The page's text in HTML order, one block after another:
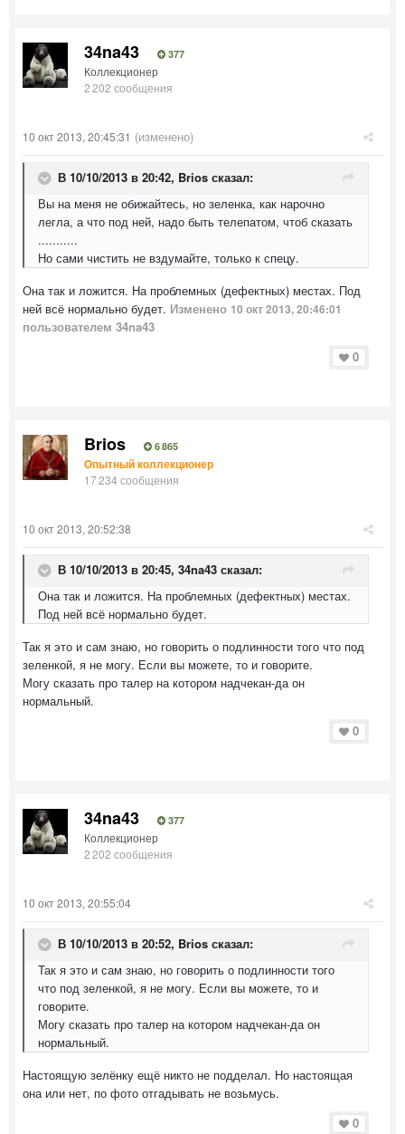
34na43 377
Коллекционер
2 202 сообщения
10 окт 2013, 20:45:31 (изменено)
В 10/10/2013 в 20:42, Brios сказал:
Вы на меня не обижайтесь, но зеленка, как нарочно
легла, а что под ней, надо быть телепатом, чтоб сказать
...........
Но сами чистить не вздумайте, только к спецу.
Она так и ложится. На проблемных (дефектных) местах. Под
ней всё нормально будет. Изменено 10 окт 2013, 20:46:01
пользователем 34na43
0
Brios 6 865
Опытный коллекционер
17 234 сообщения
10 окт 2013, 20:52:38
В 10/10/2013 в 20:45, 34na43 сказал:
Она так и ложится. На проблемных (дефектных) местах.
Под ней всё нормально будет.
Так я это и сам знаю, но говорить о подлинности того что под
зеленкой, я не могу. Если вы можете, то и говорите.
Могу сказать про талер на котором надчекан-да он
нормальный.
0
34na43 377
Коллекционер
2 202 сообщения
10 окт 2013, 20:55:04
В 10/10/2013 в 20:52, Brios сказал:
Так я это и сам знаю, но говорить о подлинности того
что под зеленкой, я не могу. Если вы можете, то и
говорите.
Могу сказать про талер на котором надчекан-да он
нормальный.
Настоящую зелёнку ещё никто не подделал. Но настоящая
она или нет, по фото отгадывать не возьмусь.
0